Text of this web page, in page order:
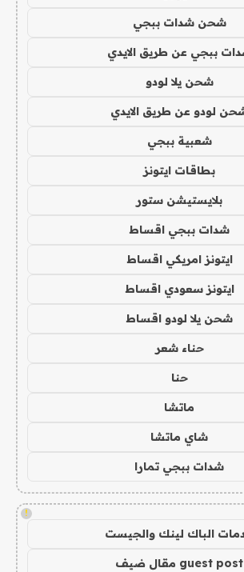
شحن شدات ببجي
ببجي عن طريق الايدي
شحن يلا لودو
لودو عن طريق الايدي
شعبية ببجي
بطاقات ايتونز
بلايستيشن ستور
شدات ببجي اقساط
ايتونز امريكي اقساط
ايتونز سعودي اقساط
شحن يلا لودو اقساط
حناء شعر
حنا
ماتشا
شاي ماتشا
شدات ببجي تمارا
!
الباك لينك والجيست
guest post مقال ضيف